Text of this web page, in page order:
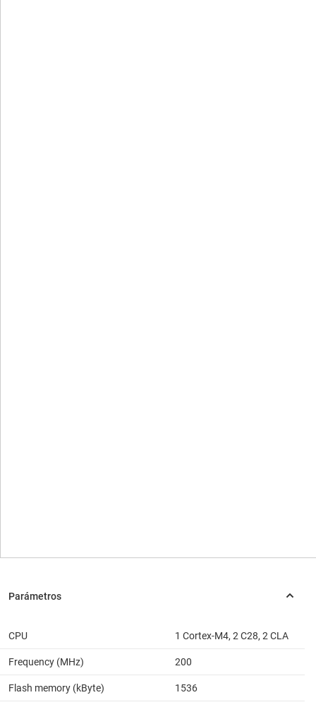
CPU 1 Cortex-M4, 2 C28, 2 CLA
Frequency (MHz) 200
Flash memory (kByte) 1536